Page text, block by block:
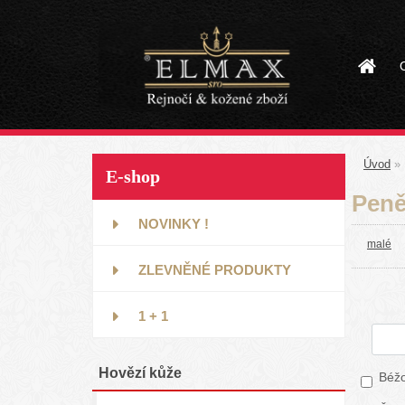
E-shop
NOVINKY !
ZLEVNĚNÉ PRODUKTY
1 + 1
Hovězí kůže
Úvod »
malé